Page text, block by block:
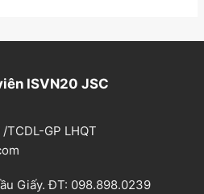
ISVN20 JSC
TCDL-GP LHQT
Giấy. ĐT: 098.898.0239